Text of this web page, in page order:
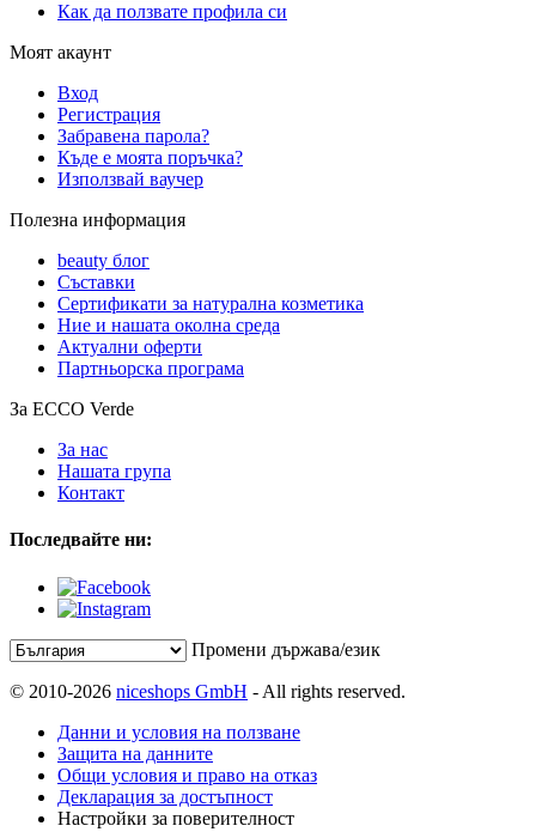
Как да ползвате профила си
Моят акаунт
Вход
Регистрация
Забравена парола?
Къде е моята поръчка?
Използвай ваучер
Полезна информация
beauty блог
Съставки
Сертификати за натурална козметика
Ние и нашата околна среда
Актуални оферти
Партньорска програма
За ECCO Verde
За нас
Нашата група
Контакт
Последвайте ни:
Промени държава/език
© 2010-2026 niceshops GmbH - All rights reserved.
Данни и условия на ползване
Защита на данните
Общи условия и право на отказ
Декларация за достъпност
Настройки за поверителност